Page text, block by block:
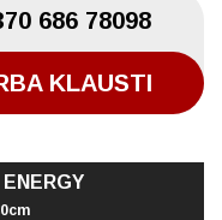
686 78098
KLAUSTI